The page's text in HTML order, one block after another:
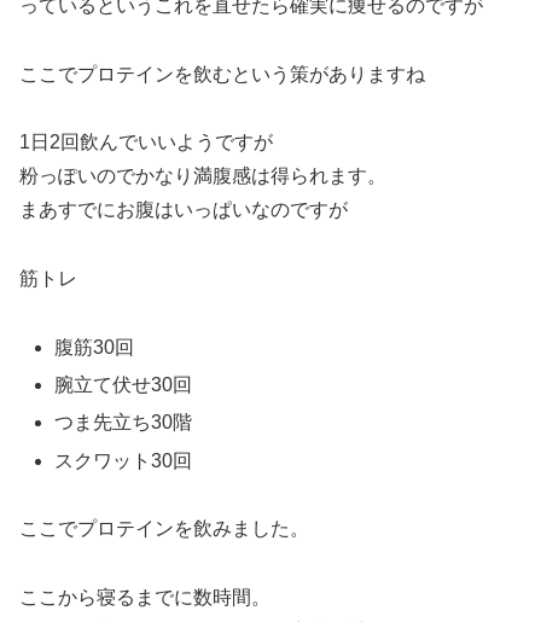
っているというこれを直せたら確実に痩せるのですが
ここでプロテインを飲むという策がありますね
1日2回飲んでいいようですが
粉っぽいのでかなり満腹感は得られます。
まあすでにお腹はいっぱいなのですが
筋トレ
腹筋30回
腕立て伏せ30回
つま先立ち30階
スクワット30回
ここでプロテインを飲みました。
ここから寝るまでに数時間。